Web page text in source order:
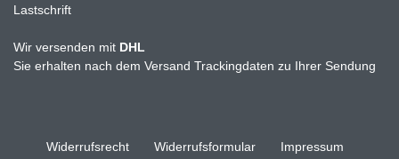
Lastschrift
Wir versenden mit DHL
Sie erhalten nach dem Versand Trackingdaten zu Ihrer Sendung
Widerrufs­recht Widerrufs­formular Impressum